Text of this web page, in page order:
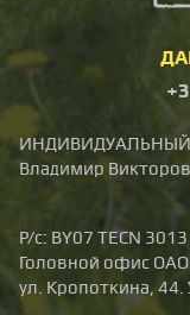
ИНДИВИДУАЛЬНЫЙ
Владимир
Р/с: BY07 TECN
Головной офис ОАО
ул. Кропоткина,